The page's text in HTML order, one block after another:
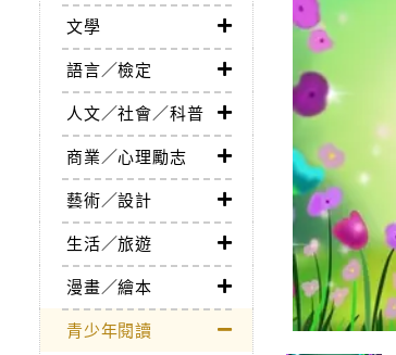
文學
語言／檢定
人文／社會／科普
商業／心理勵志
藝術／設計
生活／旅遊
漫畫／繪本
青少年閱讀